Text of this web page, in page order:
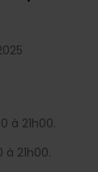
à 21h00.
à 21h00.